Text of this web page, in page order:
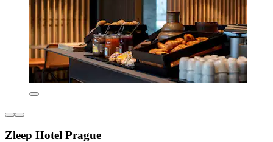
Zleep Hotel Prague